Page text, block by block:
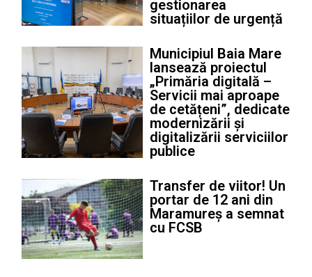
gestionarea
situațiilor de urgență
Municipiul Baia Mare
lansează proiectul
„Primăria digitală –
Servicii mai aproape
de cetățeni”, dedicate
modernizării și
digitalizării serviciilor
publice
Transfer de viitor! Un
portar de 12 ani din
Maramureș a semnat
cu FCSB